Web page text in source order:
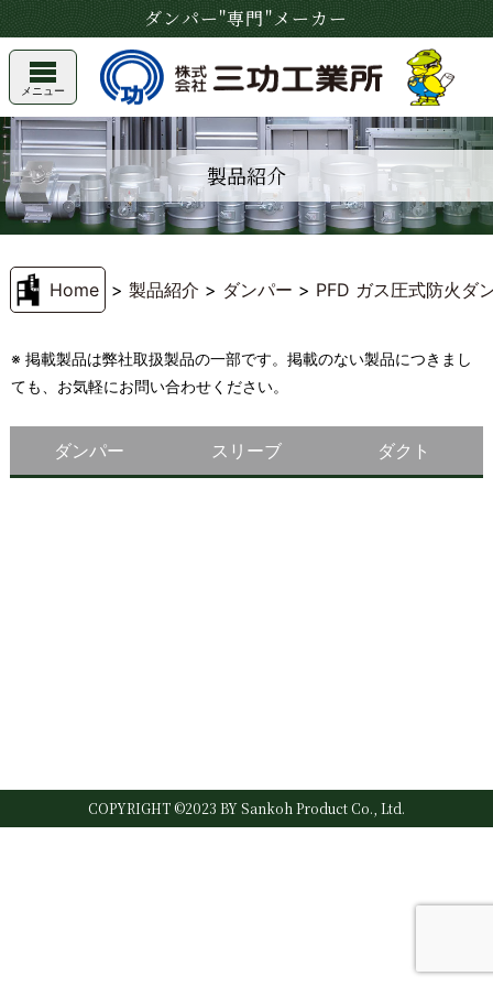
ダンパー"専門"メーカー
メニュー
製品紹介
Home > 製品紹介 > ダンパー > PFD ガス圧式防火ダ
※ 掲載製品は弊社取扱製品の一部です。掲載のない製品につきまし
ても、お気軽にお問い合わせください。
ダンパー スリーブ ダクト
COPYRIGHT ©2023 BY Sankoh Product Co., Ltd.